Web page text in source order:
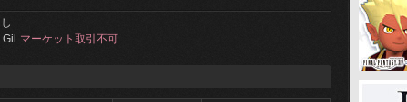
マーケット取引不可